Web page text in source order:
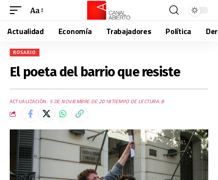
Aa
Actualidad Economía Trabajadores Política
ROSARIO
El poeta del barrio que resiste
ACTUALIZACIÓN: 5 DE NOVIEMBRE DE 2018TIEMPO DE LECTURA: 8